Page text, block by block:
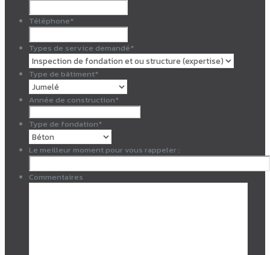
Téléphone*
Types de service demandé*
Type de bâtiment*
Année de construction*
Type de fondation*
Le meilleur moment pour vous rappeler :
Commentaires